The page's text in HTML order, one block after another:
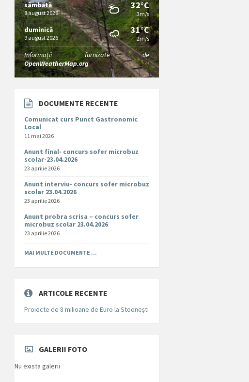
sâmbătă
8 august 2026
32°C
3m/s
duminică
9 august 2026
31°C
2m/s
Informații furnizate de
OpenWeatherMap.org
DOCUMENTE RECENTE
Comunicat curs Punct Gastronomic
Local
11 mai 2026
Anunt final- concurs sofer microbuz
scolar-23.04.2026
23 aprilie 2026
Anunt interviu- concurs sofer microbuz
scolar 23.04.2026
23 aprilie 2026
Anunt probra scrisa – concurs sofer
microbuz scolar 23.04.2026
23 aprilie 2026
MAI MULTE DOCUMENTE ...
ARTICOLE RECENTE
Proiecte de 8 milioane de Euro la Stoenești
GALERII FOTO
Nu exista galerii